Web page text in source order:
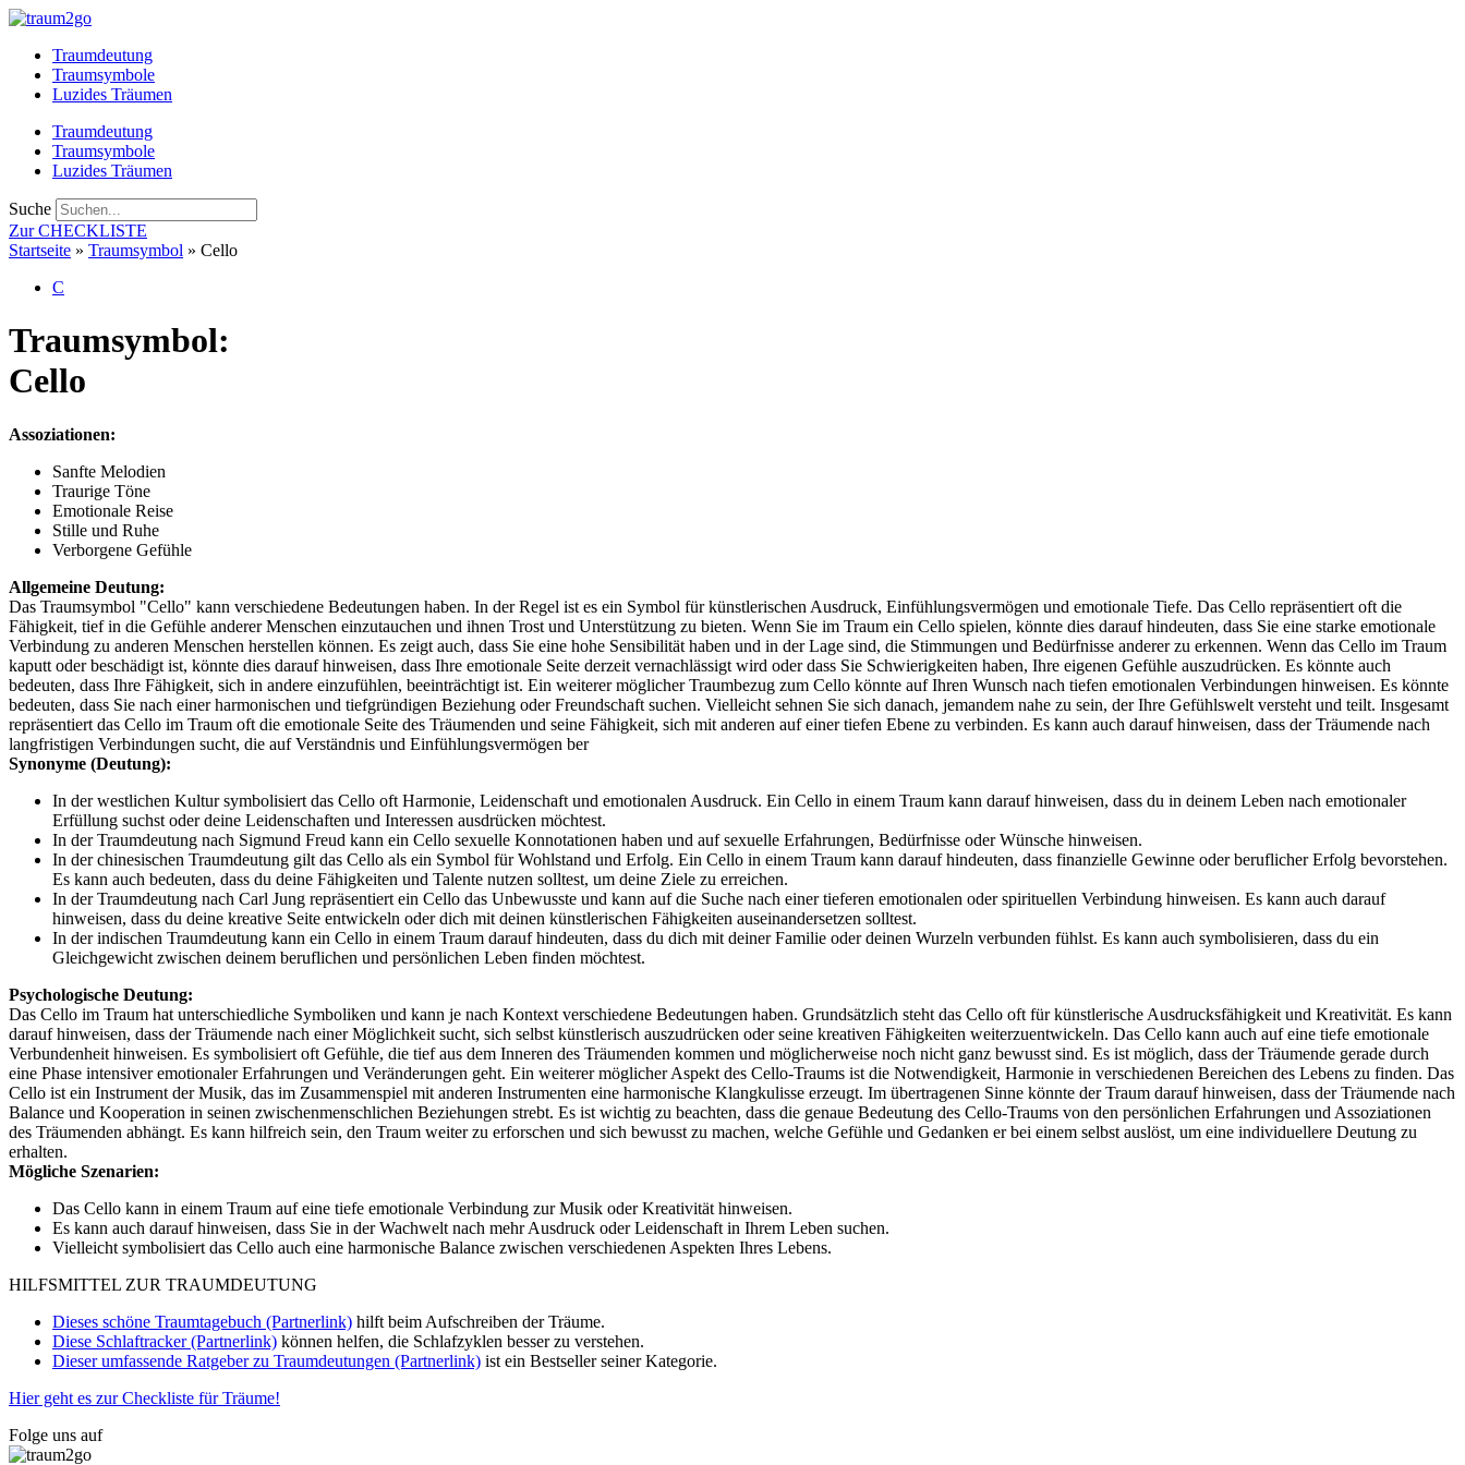
Zum
springenTraumdeutung
Traumsymbole
Luzides Träumen
Traumdeutung
Traumsymbole
Luzides Träumen
Suche
Zur CHECKLISTE
Startseite » Traumsymbol » Cello
C
Traumsymbol:
Cello
Assoziationen:
Sanfte Melodien
Traurige Töne
Emotionale Reise
Stille und Ruhe
Verborgene Gefühle
Allgemeine Deutung:
Das Traumsymbol "Cello" kann verschiedene Bedeutungen haben. In der Regel ist es ein Symbol für künstlerischen Ausdruck, Einfühlungsvermögen und emotionale Tiefe. Das Cello repräsentiert oft die
Fähigkeit, tief in die Gefühle anderer Menschen einzutauchen und ihnen Trost und Unterstützung zu bieten. Wenn Sie im Traum ein Cello spielen, könnte dies darauf hindeuten, dass Sie eine starke emotionale
Verbindung zu anderen Menschen herstellen können. Es zeigt auch, dass Sie eine hohe Sensibilität haben und in der Lage sind, die Stimmungen und Bedürfnisse anderer zu erkennen. Wenn das Cello im Traum
kaputt oder beschädigt ist, könnte dies darauf hinweisen, dass Ihre emotionale Seite derzeit vernachlässigt wird oder dass Sie Schwierigkeiten haben, Ihre eigenen Gefühle auszudrücken. Es könnte auch
bedeuten, dass Ihre Fähigkeit, sich in andere einzufühlen, beeinträchtigt ist. Ein weiterer möglicher Traumbezug zum Cello könnte auf Ihren Wunsch nach tiefen emotionalen Verbindungen hinweisen. Es könnte
bedeuten, dass Sie nach einer harmonischen und tiefgründigen Beziehung oder Freundschaft suchen. Vielleicht sehnen Sie sich danach, jemandem nahe zu sein, der Ihre Gefühlswelt versteht und teilt. Insgesamt
repräsentiert das Cello im Traum oft die emotionale Seite des Träumenden und seine Fähigkeit, sich mit anderen auf einer tiefen Ebene zu verbinden. Es kann auch darauf hinweisen, dass der Träumende nach
langfristigen Verbindungen sucht, die auf Verständnis und Einfühlungsvermögen ber
Synonyme (Deutung):
In der westlichen Kultur symbolisiert das Cello oft Harmonie, Leidenschaft und emotionalen Ausdruck. Ein Cello in einem Traum kann darauf hinweisen, dass du in deinem Leben nach emotionaler
Erfüllung suchst oder deine Leidenschaften und Interessen ausdrücken möchtest.
In der Traumdeutung nach Sigmund Freud kann ein Cello sexuelle Konnotationen haben und auf sexuelle Erfahrungen, Bedürfnisse oder Wünsche hinweisen.
In der chinesischen Traumdeutung gilt das Cello als ein Symbol für Wohlstand und Erfolg. Ein Cello in einem Traum kann darauf hindeuten, dass finanzielle Gewinne oder beruflicher Erfolg bevorstehen.
Es kann auch bedeuten, dass du deine Fähigkeiten und Talente nutzen solltest, um deine Ziele zu erreichen.
In der Traumdeutung nach Carl Jung repräsentiert ein Cello das Unbewusste und kann auf die Suche nach einer tieferen emotionalen oder spirituellen Verbindung hinweisen. Es kann auch darauf
hinweisen, dass du deine kreative Seite entwickeln oder dich mit deinen künstlerischen Fähigkeiten auseinandersetzen solltest.
In der indischen Traumdeutung kann ein Cello in einem Traum darauf hindeuten, dass du dich mit deiner Familie oder deinen Wurzeln verbunden fühlst. Es kann auch symbolisieren, dass du ein
Gleichgewicht zwischen deinem beruflichen und persönlichen Leben finden möchtest.
Psychologische Deutung:
Das Cello im Traum hat unterschiedliche Symboliken und kann je nach Kontext verschiedene Bedeutungen haben. Grundsätzlich steht das Cello oft für künstlerische Ausdrucksfähigkeit und Kreativität. Es kann
darauf hinweisen, dass der Träumende nach einer Möglichkeit sucht, sich selbst künstlerisch auszudrücken oder seine kreativen Fähigkeiten weiterzuentwickeln. Das Cello kann auch auf eine tiefe emotionale
Verbundenheit hinweisen. Es symbolisiert oft Gefühle, die tief aus dem Inneren des Träumenden kommen und möglicherweise noch nicht ganz bewusst sind. Es ist möglich, dass der Träumende gerade durch
eine Phase intensiver emotionaler Erfahrungen und Veränderungen geht. Ein weiterer möglicher Aspekt des Cello-Traums ist die Notwendigkeit, Harmonie in verschiedenen Bereichen des Lebens zu finden. Das
Cello ist ein Instrument der Musik, das im Zusammenspiel mit anderen Instrumenten eine harmonische Klangkulisse erzeugt. Im übertragenen Sinne könnte der Traum darauf hinweisen, dass der Träumende nach
Balance und Kooperation in seinen zwischenmenschlichen Beziehungen strebt. Es ist wichtig zu beachten, dass die genaue Bedeutung des Cello-Traums von den persönlichen Erfahrungen und Assoziationen
des Träumenden abhängt. Es kann hilfreich sein, den Traum weiter zu erforschen und sich bewusst zu machen, welche Gefühle und Gedanken er bei einem selbst auslöst, um eine individuellere Deutung zu
erhalten.
Mögliche Szenarien:
Das Cello kann in einem Traum auf eine tiefe emotionale Verbindung zur Musik oder Kreativität hinweisen.
Es kann auch darauf hinweisen, dass Sie in der Wachwelt nach mehr Ausdruck oder Leidenschaft in Ihrem Leben suchen.
Vielleicht symbolisiert das Cello auch eine harmonische Balance zwischen verschiedenen Aspekten Ihres Lebens.
HILFSMITTEL ZUR TRAUMDEUTUNG
Dieses schöne Traumtagebuch (Partnerlink) hilft beim Aufschreiben der Träume.
Diese Schlaftracker (Partnerlink) können helfen, die Schlafzyklen besser zu verstehen.
Dieser umfassende Ratgeber zu Traumdeutungen (Partnerlink) ist ein Bestseller seiner Kategorie.
Hier geht es zur Checkliste für Träume!
Folge uns auf